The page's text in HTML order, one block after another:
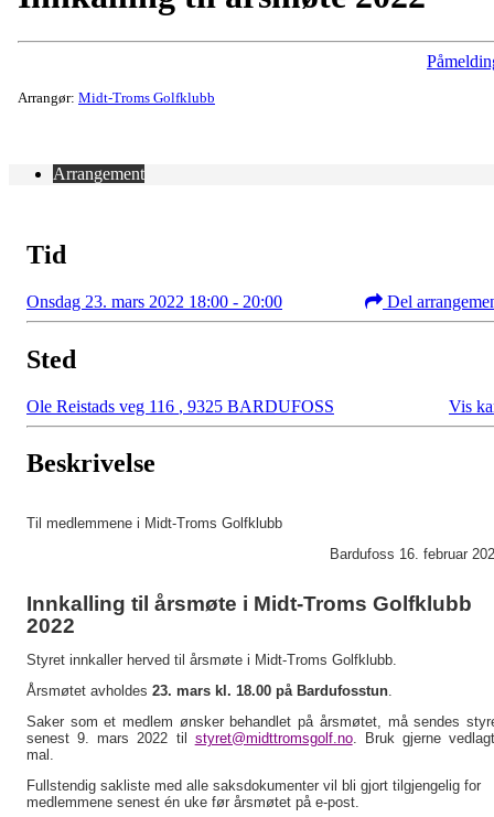
Arrangør: Midt-Troms Golfklubb
Arrangement
Tid
Onsdag 23. mars 2022 18:00 - 20:00 Del
Sted
Ole Reistads veg 116 , 9325 BARDUFOSS Vis
Beskrivelse
Til medlemmene i Midt-Troms Golfklubb
Bardufoss 16. februar
Innkalling til årsmøte i Midt-Troms Golfklubb
2022
Styret innkaller herved til årsmøte i Midt-Troms Golfklubb.
Årsmøtet avholdes 23. mars kl. 18.00 på Bardufosstun.
Saker som et medlem ønsker behandlet på årsmøtet, må sendes
senest 9. mars 2022 til styret@midttromsgolf.no. Bruk gjerne
mal.
Fullstendig sakliste med alle saksdokumenter vil bli gjort tilgjengelig for
medlemmene senest én uke før årsmøtet på e-post.